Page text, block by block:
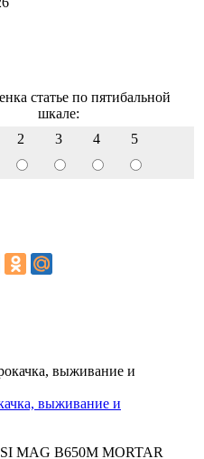
статье по пятибальной
шкале:
2 3 4 5
выживание и